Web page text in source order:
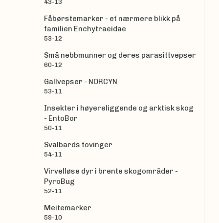
43-13
Fåbørstemarker - et nærmere blikk på
familien Enchytraeidae
53-12
Små nebbmunner og deres parasittvepser
60-12
Gallvepser - NORCYN
53-11
Insekter i høyereliggende og arktisk skog
- EntoBor
50-11
Svalbards tovinger
54-11
Virvelløse dyr i brente skogområder -
PyroBug
52-11
Meitemarker
59-10